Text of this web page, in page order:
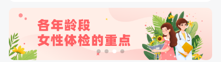
成功预约了关怀老人B套餐
6分钟前
张**
成功预约糖尿病强化体检套餐
7分钟前
何*
购买了K3颈椎按摩仪（浅灰色）
购买了小熊电烤箱 DKX-F10M6